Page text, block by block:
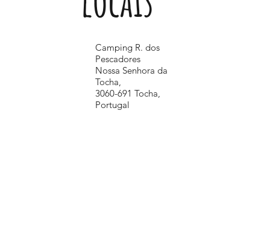
Camping R. dos
Pescadores
Nossa Senhora da
Tocha,
3060-691 Tocha,
Portugal